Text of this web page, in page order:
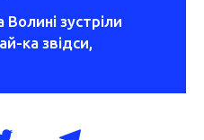
зустріли
ка звідси,